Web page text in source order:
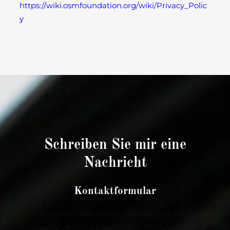
https://wiki.osmfoundation.org/wiki/Privacy_Polic
y
Schreiben Sie mir eine
Nachricht
Kontaktformular